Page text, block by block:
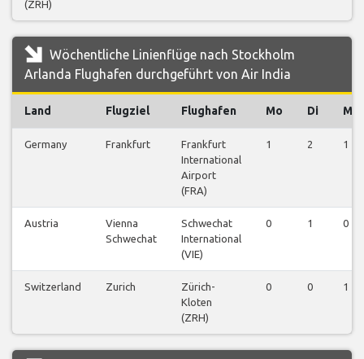
(ZRH)
Wöchentliche Linienflüge nach Stockholm
Arlanda Flughafen durchgeführt von Air India
Land Flugziel Flughafen Mo Di Mi
Germany Frankfurt
Frankfurt
International
Airport
(FRA)
1 2 1
Austria
Vienna
Schwechat
Schwechat
International
(VIE)
0 1 0
Switzerland Zurich
Zürich-
Kloten
(ZRH)
0 0 1